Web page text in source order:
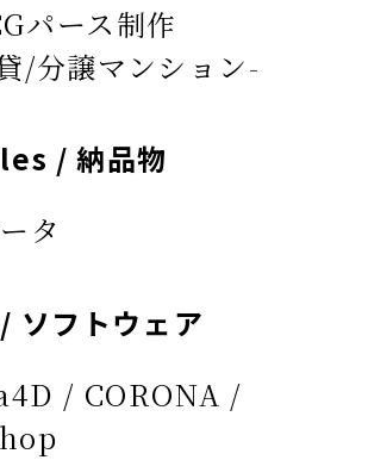
パース制作
/分譲マンション-
/ 納品物
タ
フトウェア
/ CORONA /